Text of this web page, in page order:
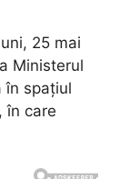
25 mai
Ministerul
în spațiul
în care